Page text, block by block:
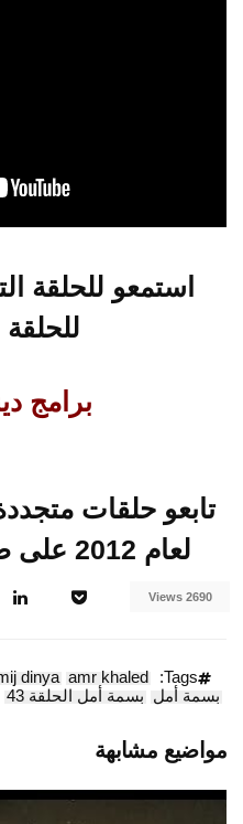
استمعو للحلقة
برامج دينية
تابعو حلقات
لعام 2012 على صفحتنا بالفيسبوك
2690 Views
Tags:
amr khaled
dinya
بسمة أمل بسمة أمل الحلقة 43
مواضيع مشابهة